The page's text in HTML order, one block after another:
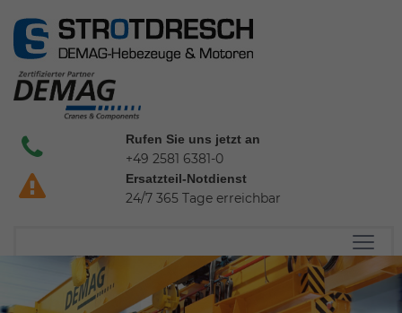
Rufen Sie uns jetzt an
+49 2581 6381-0
Ersatzteil-Notdienst
24/7 365 Tage erreichbar